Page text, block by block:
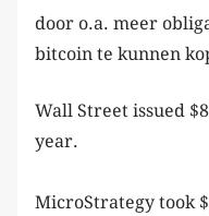
door o.a. meer
bitcoin te kunnen
Wall Street issued
year.
MicroStrategy took